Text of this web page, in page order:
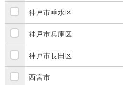
神戸市垂水区
神戸市兵庫区
神戸市長田区
西宮市